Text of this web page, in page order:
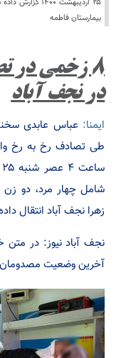
بیمارستان فاطمه
۸ زخمی در
در نجف آباد
ایمنا: عباس عابدی
طی تصادف رخ به رخ
شامل چهار مرد، دو
زهرا نجف آباد انتقال
نجف آباد نیوز: در متن
آخرین وضعیت